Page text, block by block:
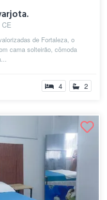
de Fortaleza, o
cama solteirão, cômoda
4 2